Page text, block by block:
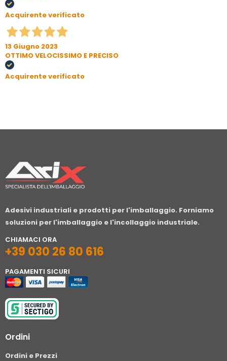
Acquirente verificato
13 Giugno 2023
OTTIMO VELOCISSIMO E PRECISO
Acquirente verificato
Adesivi industriali e prodotti per l'imballaggio. Forniamo
soluzioni per l'imballaggio e l'incollaggio industriale.
CHIAMACI ORA
+39 030 26 80 616
PAGAMENTI SICURI
Ordini
Ordini e Prezzi